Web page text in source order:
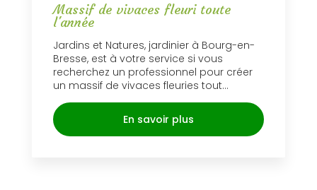
Massif de vivaces fleuri toute
l'année
Jardins et Natures, jardinier à Bourg-en-
Bresse, est à votre service si vous
recherchez un professionnel pour créer
un massif de vivaces fleuries tout...
En savoir plus